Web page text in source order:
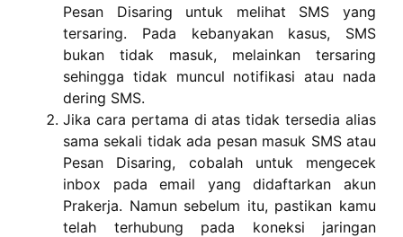
Pesan Disaring untuk melihat SMS yang
tersaring. Pada kebanyakan kasus, SMS
bukan tidak masuk, melainkan tersaring
sehingga tidak muncul notifikasi atau nada
dering SMS.
Jika cara pertama di atas tidak tersedia alias
sama sekali tidak ada pesan masuk SMS atau
Pesan Disaring, cobalah untuk mengecek
inbox pada email yang didaftarkan akun
Prakerja. Namun sebelum itu, pastikan kamu
telah terhubung pada koneksi jaringan